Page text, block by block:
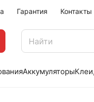
Гарантия Контакты
Аккумуляторы